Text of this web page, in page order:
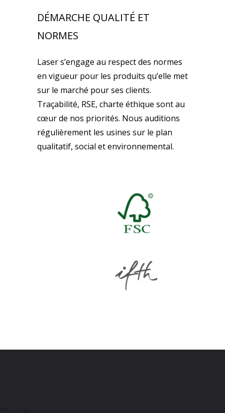
DÉMARCHE QUALITÉ ET
NORMES
Laser s’engage au respect des normes
en vigueur pour les produits qu’elle met
sur le marché pour ses clients.
Traçabilité, RSE, charte éthique sont au
cœur de nos priorités. Nous auditions
régulièrement les usines sur le plan
qualitatif, social et environnemental.